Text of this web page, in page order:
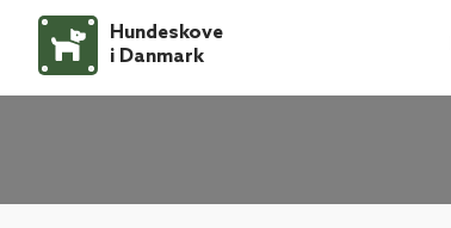
Hundeskove
i Danmark